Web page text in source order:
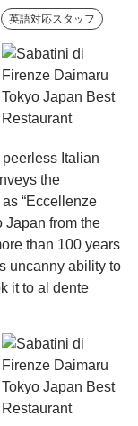
英語対応スタッフ
Italian
the
“Eccellenze
Japan from the
than 100 years
uncanny ability to
it to al dente